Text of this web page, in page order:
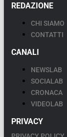
REDAZIONE
CHI SIAMO
CONTATTI
CANALI
NEWSLAB
SOCIALAB
CRONACA
VIDEOLAB
PRIVACY